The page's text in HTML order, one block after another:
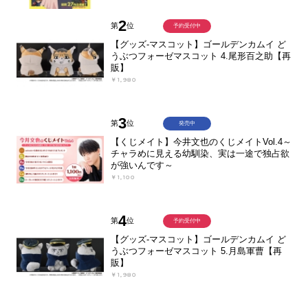
第2位
【グッズ-マスコット】ゴールデンカムイ ど
うぶつフォーゼマスコット 4.尾形百之助【再
販】
￥1,980
予約受付中
第3位
【くじメイト】今井文也のくじメイトVol.4～
チャラめに見える幼馴染、実は一途で独占欲
が強いんです～
￥1,100
発売中
第4位
【グッズ-マスコット】ゴールデンカムイ ど
うぶつフォーゼマスコット 5.月島軍曹【再
販】
￥1,980
予約受付中